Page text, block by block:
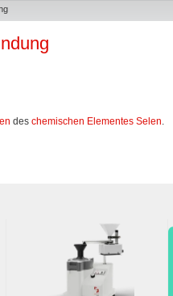
des chemischen Elementes Selen.